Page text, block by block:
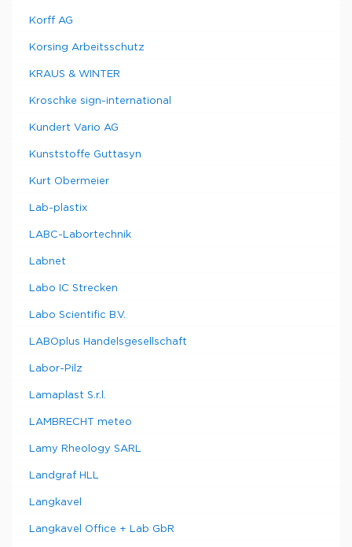
Korff AG
Korsing Arbeitsschutz
KRAUS & WINTER
Kroschke sign-international
Kundert Vario AG
Kunststoffe Guttasyn
Kurt Obermeier
Lab-plastix
LABC-Labortechnik
Labnet
Labo IC Strecken
Labo Scientific B.V.
LABOplus Handelsgesellschaft
Labor-Pilz
Lamaplast S.r.l.
LAMBRECHT meteo
Lamy Rheology SARL
Landgraf HLL
Langkavel
Langkavel Office + Lab GbR